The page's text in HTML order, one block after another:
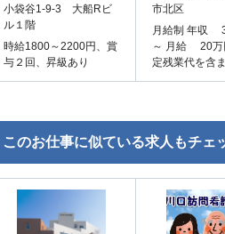
小袋谷1-9-3 大船Rビ
ル１階
時給1800～2200円、賞
与２回、昇級あり
市北区
月給制 年収
～ 月給 20万
定残業代を含
このお仕事に似ている求人もチェ